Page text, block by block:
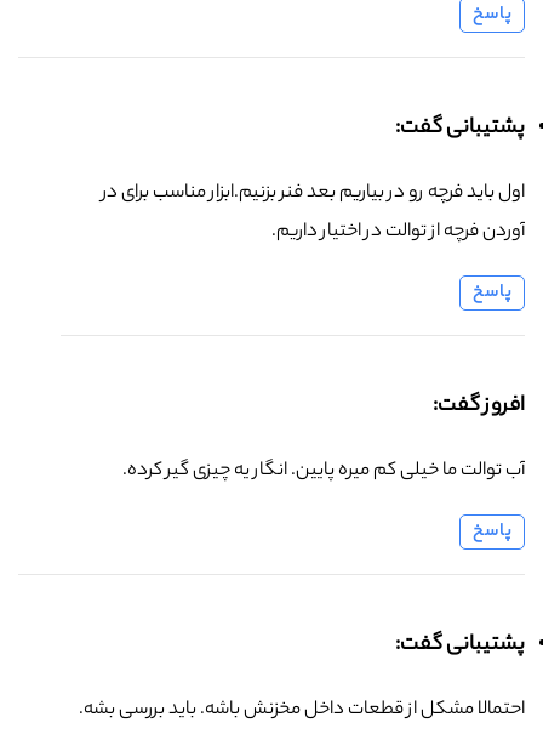
پاسخ
پشتیبانی گفت:
اول باید فرچه رو در بیاریم بعد فنر بزنیم.ابزار مناسب برای در
آوردن فرچه از توالت در اختیار داریم.
پاسخ
افروز گفت:
آب توالت ما خیلی کم میره پایین. انگار یه چیزی گیر کرده.
پاسخ
پشتیبانی گفت:
احتمالا مشکل از قطعات داخل مخزنش باشه. باید بررسی بشه.